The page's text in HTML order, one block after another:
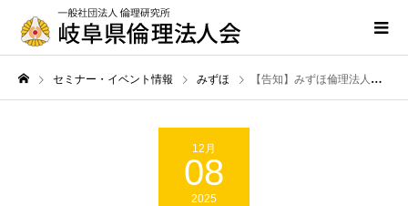
セミナー・イベント情報 みずほ 【告知】みずほ倫理法人会 イブニングセミナー
12月
08
2025